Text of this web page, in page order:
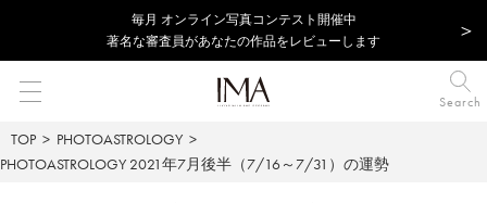
毎⽉ オンライン写真コンテスト開催中
著名な審査員があなたの作品をレビューします
Search
TOP
PHOTOASTROLOGY
PHOTOASTROLOGY 2021年7月後半（7/16～7/31）の運勢